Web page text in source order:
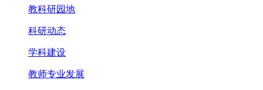
教科研园地
科研动态
学科建设
教师专业发展